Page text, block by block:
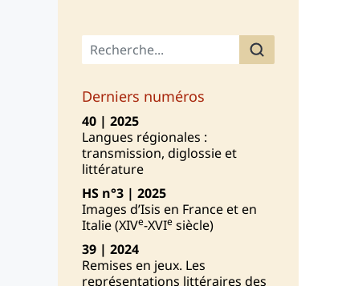
Menu principal
Derniers numéros
40 | 2025
Langues régionales :
transmission, diglossie et
littérature
HS n°3 | 2025
Images d’Isis en France et en
Italie (XIVe-XVIe siècle)
39 | 2024
Remises en jeux. Les
représentations littéraires des